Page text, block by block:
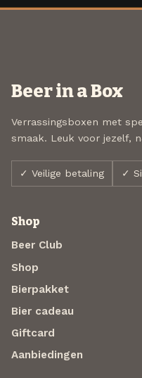
Beer in a Box
Verrassingsboxen met
smaak. Leuk voor jezelf,
✓ Veilige betaling ✓
Shop
Beer Club
Shop
Bierpakket
Bier cadeau
Giftcard
Aanbiedingen